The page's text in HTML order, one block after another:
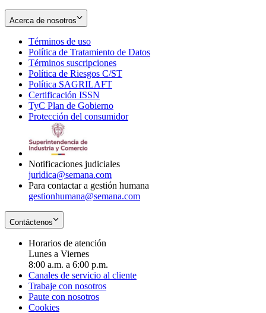
Acerca de nosotros
Términos de uso
in
new
window
Política de Tratamiento de Datos
Términos suscripciones
in
Política de Riesgos C/ST
Política SAGRILAFT
new
window
Certificación ISSN
in
new
TyC Plan de Gobierno
in
Protección del consumidorOpens
Notificaciones judiciales
juridica@semana.com
Para contactar a gestión humana
gestionhumana@semana.com
Contáctenos
Horarios de atención
Lunes a Viernes
8:00 a.m. a 6:00 p.m.
Canales de servicio al cliente
Trabaje con nosotros
Paute con nosotros
Cookies